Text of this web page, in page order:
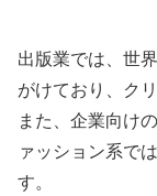
出版業では、世
がけており、ク
また、企業向け
ァッション系で
す。